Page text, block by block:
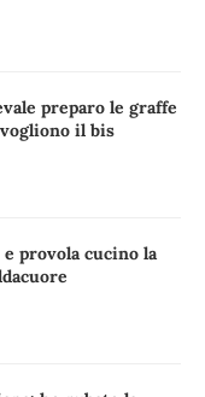
preparo le graffe
il bis
e provola cucino la